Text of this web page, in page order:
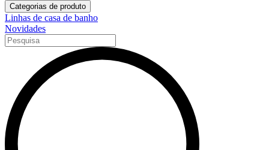
Categorias de produto
Linhas de casa de banho
Novidades